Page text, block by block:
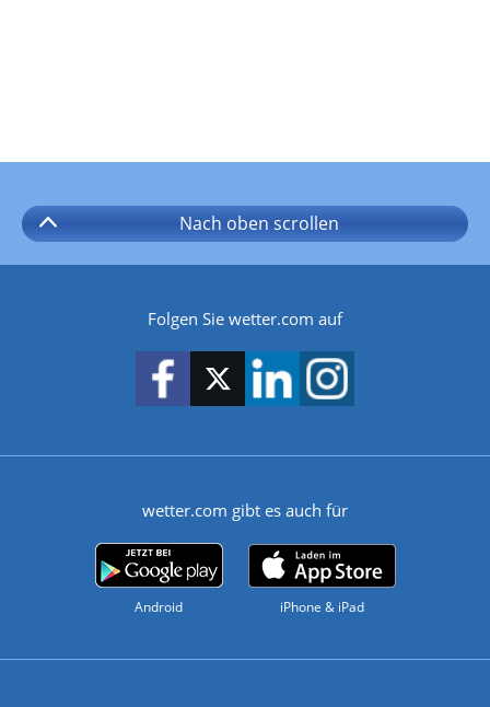
Nach oben scrollen
Folgen Sie wetter.com auf
wetter.com gibt es auch für
Android iPhone & iPad